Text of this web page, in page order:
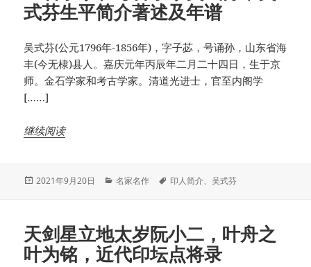
式芬生平简介著述及年谱
吴式芬(公元1796年-1856年)，字子苾，号诵孙，山东省海
丰(今无棣)县人。嘉庆元年丙辰年二月二十四日，生于京
师。金石学家和考古学家。清道光进士，官至内阁学
[……]
继续阅读
发
2021年9月20日
分
名家名作
标
印人简介、吴式芬
天剑星立地太岁阮小二，叶舟之
叶为铭，近代印坛点将录